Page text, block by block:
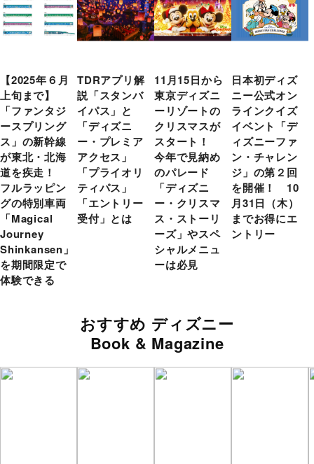
【2025年６月
上旬まで】
「ファンタジ
ースプリング
ス」の新幹線
が東北・北海
道を疾走！
フルラッピン
グの特別車両
「Magical
Journey
Shinkansen」
を期間限定で
体験できる
TDRアプリ解
説「スタンバ
イパス」と
「ディズニ
ー・プレミア
アクセス」
「プライオリ
ティパス」
「エントリー
受付」とは
11月15日から
東京ディズニ
ーリゾートの
クリスマスが
スタート！
今年で見納め
のパレード
「ディズニ
ー・クリスマ
ス・ストーリ
ーズ」やスペ
シャルメニュ
ーは必見
日本初ディズ
ニー公式オン
ラインクイズ
イベント「デ
ィズニーファ
ン・チャレン
ジ」の第２回
を開催！ 10
月31日（木）
までお得にエ
ントリー
おすすめ ディズニー
Book & Magazine